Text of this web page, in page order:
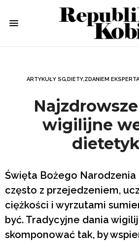
ARTYKUŁY SG,DIETY,ZDANIEM EKSPERTA
wigilijne
Święta Bożego Narodzenia
często z przejedzeniem,
ciężkości i wyrzutami
być. Tradycyjne dania
skomponować tak, by